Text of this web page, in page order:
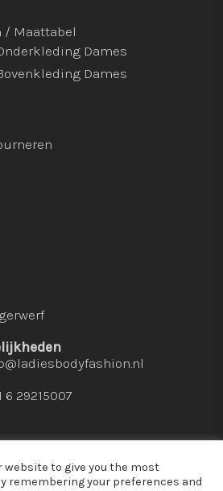
/ Maattabel
Dames
Dames
29215007
website to give you the most
remembering your preferences and